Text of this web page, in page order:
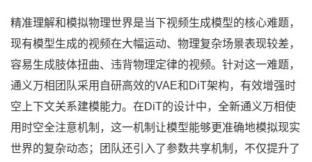
精准理解和模拟物理世界是当下视频生成模型的核心难题，
现有模型生成的视频在大幅运动、物理复杂场景表现较差，
容易生成肢体扭曲、违背物理定律的视频。针对这一难题，
通义万相团队采用自研高效的VAE和DiT架构，有效增强时
空上下文关系建模能力。在DiT的设计中，全新通义万相使
用时空全注意机制，这一机制让模型能够更准确地模拟现实
世界的复杂动态；团队还引入了参数共享机制，不仅提升了